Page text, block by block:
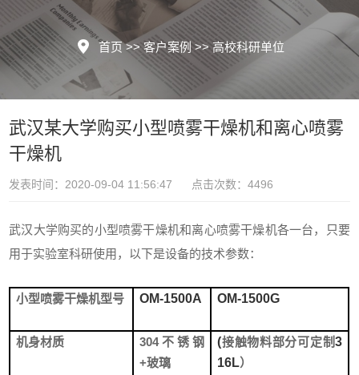
首页>>客户案例>>高校科研单位
武汉某大学购买小型喷雾干燥机和离心喷雾
干燥机
发表时间：2020-09-04 11:56:47 点击次数：4496
武汉大学购买的小型喷雾干燥机和离心喷雾干燥机各一台，只要
用于实验室科研使用，以下是设备的技术参数：
小型喷雾干燥机型号 OM-1500A OM-1500G
机身材质 304不锈钢
+玻璃
(接触物料部分可定制3
16L）